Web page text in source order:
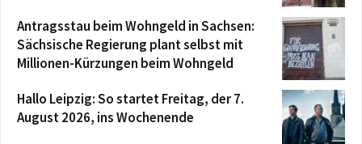
Antragsstau beim Wohngeld in Sachsen:
Sächsische Regierung plant selbst mit
Millionen-Kürzungen beim Wohngeld
Hallo Leipzig: So startet Freitag, der 7.
August 2026, ins Wochenende